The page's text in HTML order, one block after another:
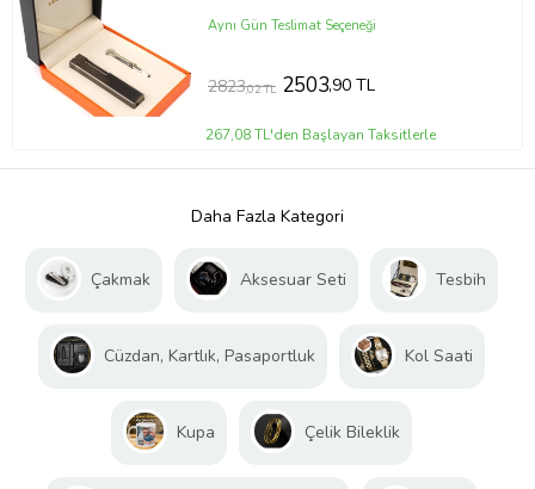
Aynı Gün Teslimat Seçeneği
2823,02 TL 2503,90 TL
267,08 TL'den Başlayan Taksitlerle
Daha Fazla Kategori
Çakmak Aksesuar Seti Tesbih
Cüzdan, Kartlık, Pasaportluk Kol Saati
Kupa Çelik Bileklik